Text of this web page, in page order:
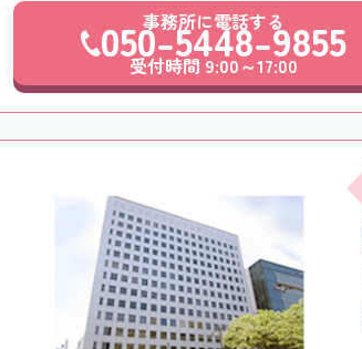
事務所に電話する
050-5448-9855
受付時間 9:00～17:00